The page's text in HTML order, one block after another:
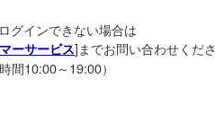
グインできない場合は
ーサービス]までお問い合わせくださ
間10:00～19:00）